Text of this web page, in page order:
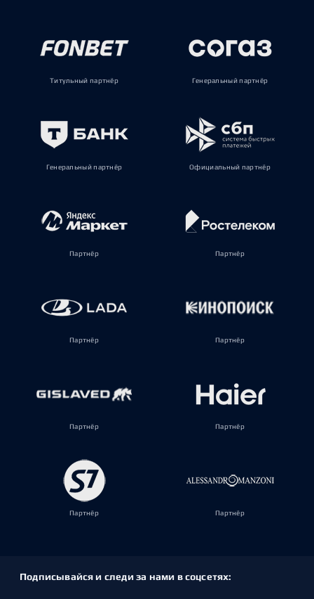
Титульный партнёр Генеральный партнёр
Генеральный партнёр Официальный партнёр
Партнёр Партнёр
Партнёр Партнёр
Партнёр Партнёр
Партнёр Партнёр
Подписывайся и следи за нами в соцсетях: